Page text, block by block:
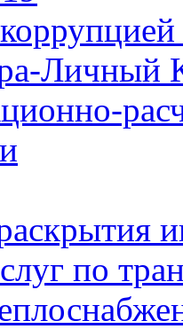
Личный
по